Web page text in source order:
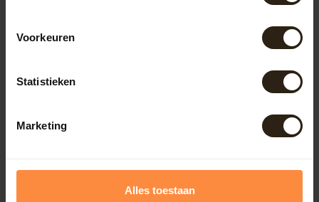
Voorkeuren
Statistieken
Marketing
Alles toestaan
Lampen
BarrelCave® & BarrelGifts
Barrel-Rent